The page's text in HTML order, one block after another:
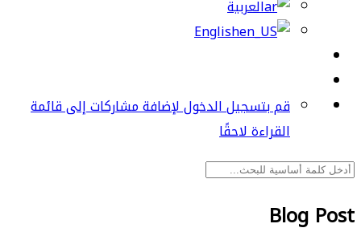
العربية
English
قم بتسجيل الدخول لإضافة مشاركات إلى قائمة
القراءة لاحقًا
Blog Post